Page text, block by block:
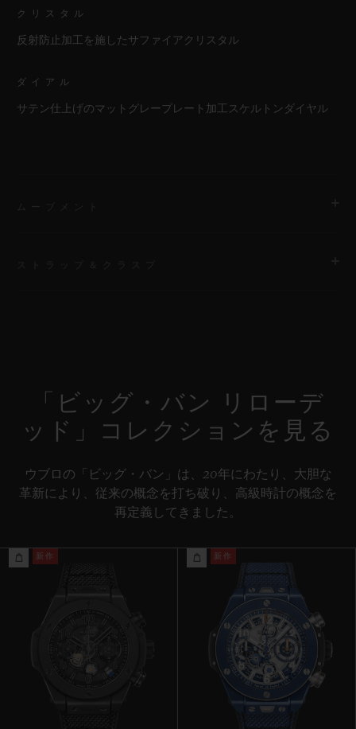
クリスタル
反射防止加工を施したサファイアクリスタル
ダイアル
サテン仕上げのマットグレープレート加工スケルトンダイヤル
約72時間
ン入りラバーストラップ
ブラックセラミック＆チタニウム
「ビッグ・バン リローデ
ッド」コレクションを見る
ウブロの「ビッグ・バン」は、20年にわたり、大胆な
革新により、従来の概念を打ち破り、高級時計の概念を
再定義してきました。
新作 新作